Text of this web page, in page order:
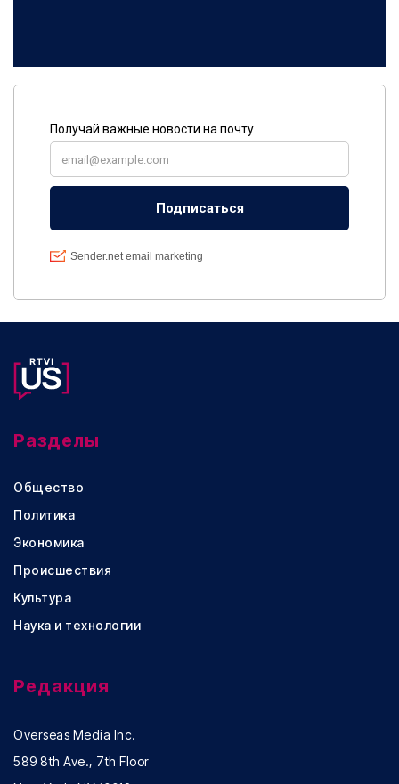
Разделы
Общество
Политика
Экономика
Происшествия
Культура
Наука и технологии
Редакция
Overseas Media Inc.
589 8th Ave., 7th Floor